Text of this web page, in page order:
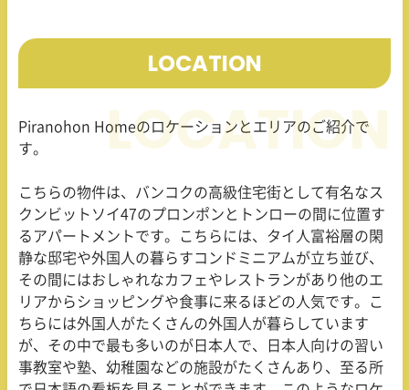
LOCATION
Piranohon Homeのロケーションとエリアのご紹介で
す。
こちらの物件は、バンコクの高級住宅街として有名なス
クンビットソイ47のプロンポンとトンローの間に位置す
るアパートメントです。こちらには、タイ人富裕層の閑
静な邸宅や外国人の暮らすコンドミニアムが立ち並び、
その間にはおしゃれなカフェやレストランがあり他のエ
リアからショッピングや食事に来るほどの人気です。こ
ちらには外国人がたくさんの外国人が暮らしています
が、その中で最も多いのが日本人で、日本人向けの習い
事教室や塾、幼稚園などの施設がたくさんあり、至る所